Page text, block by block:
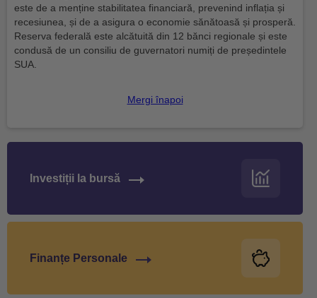
este de a menține stabilitatea financiară, prevenind inflația și
recesiunea, și de a asigura o economie sănătoasă și prosperă.
Reserva federală este alcătuită din 12 bănci regionale și este
condusă de un consiliu de guvernatori numiți de președintele
SUA.
Mergi înapoi
Investiții la bursă
Finanțe Personale